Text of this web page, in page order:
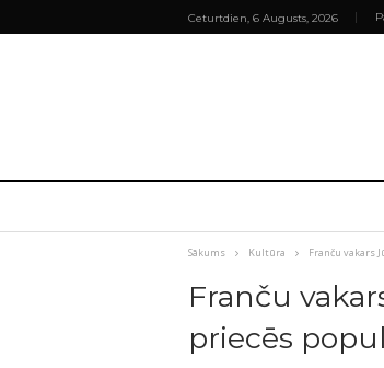
Ceturtdien, 6 Augusts, 2026
Sākums Kultūra Franču vakars
Franču
priecēs